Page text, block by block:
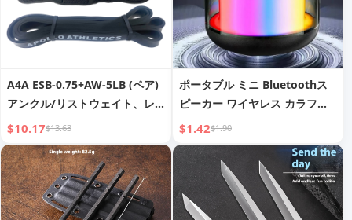
A4A ESB-0.75+AW-5LB (ペア)
アンクル/リストウェイト、レ
ジスタンスバンド、プルアップ
アシスト、エクササイズバン
ド、ワークアウト、フィットネ
ス、トレーニング、理学療法用
ロングレジスタンスバンドセッ
ト (男女兼用)
$10.17$13.63
ポータブル ミニ Bluetoothス
ピーカー ワイヤレス カラフル
サウンドボックス 多機能雰囲気
ライト バスキャノン 透明シリ
ーズ
$1.42$1.90